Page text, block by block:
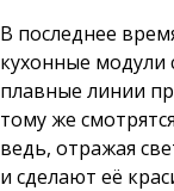
В последнее
кухонные модули
плавные линии
тому же
ведь, отражая
и сделают её